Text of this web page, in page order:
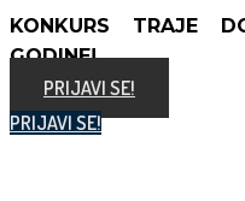
KONKURS TRAJE
GODINE!
PRIJAVI SE!
PRIJAVI SE!